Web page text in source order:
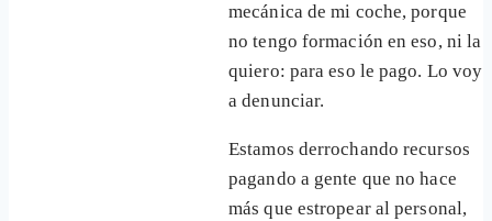
mecánica de mi coche, porque
no tengo formación en eso, ni la
quiero: para eso le pago. Lo voy
a denunciar.
Estamos derrochando recursos
pagando a gente que no hace
más que estropear al personal,